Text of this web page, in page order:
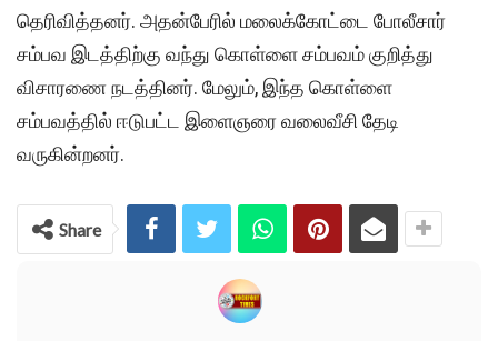
தெரிவித்தனர். அதன்பேரில் மலைக்கோட்டை போலீசார்
சம்பவ இடத்திற்கு வந்து கொள்ளை சம்பவம் குறித்து
விசாரணை நடத்தினர். மேலும், இந்த கொள்ளை
சம்பவத்தில் ஈடுபட்ட இளைஞரை வலைவீசி தேடி
வருகின்றனர்.
Share